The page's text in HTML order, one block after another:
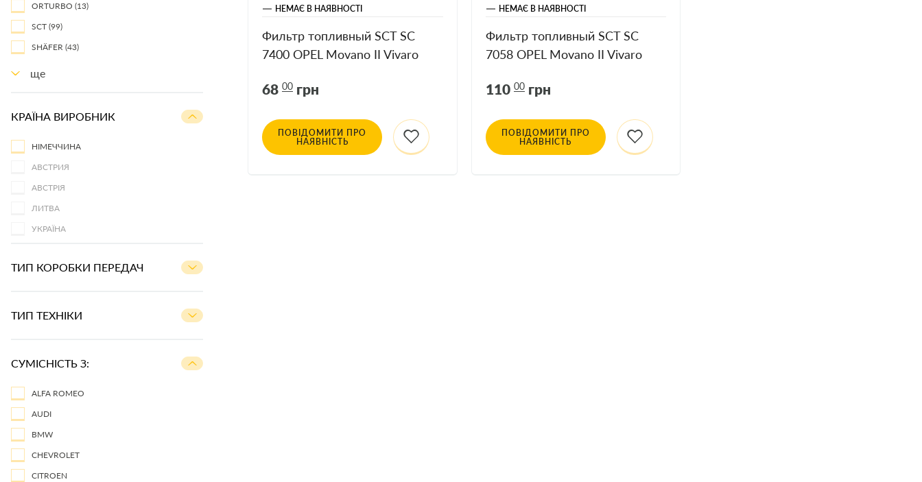
ORTURBO (13)
SCT (99)
SHÄFER (43)
ще
КРАЇНА ВИРОБНИК
НІМЕЧЧИНА
АВСТРИЯ
АВСТРІЯ
ЛИТВА
УКРАЇНА
ТИП КОРОБКИ ПЕРЕДАЧ
ТИП ТЕХНІКИ
СУМІСНІСТЬ З:
ALFA ROMEO
AUDI
BMW
CHEVROLET
CITROEN
НЕМАЄ В НАЯВНОСТІ
Фильтр топливный SCT SC
7400 OPEL Movano II Vivaro
68 00 грн
ПОВІДОМИТИ ПРО
НАЯВНІСТЬ
НЕМАЄ В НАЯВНОСТІ
Фильтр топливный SCT SC
7058 OPEL Movano II Vivaro
110 00 грн
ПОВІДОМИТИ ПРО
НАЯВНІСТЬ